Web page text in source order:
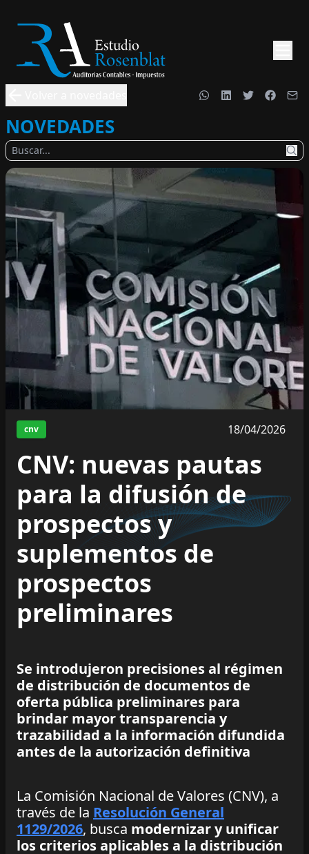
NOVEDADES
cnv 18/04/2026
CNV: nuevas pautas
para la difusión de
prospectos y
suplementos de
prospectos
preliminares
Se introdujeron precisiones al régimen
de distribución de documentos de
oferta pública preliminares para
brindar mayor transparencia y
trazabilidad a la información difundida
antes de la autorización definitiva
La Comisión Nacional de Valores (CNV), a
través de la Resolución General
1129/2026, busca modernizar y unificar
los criterios aplicables a la distribución